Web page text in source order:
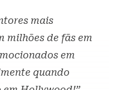
mais
milhões de fãs em
em
quando